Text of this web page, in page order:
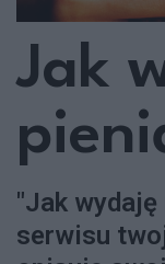
Jak
"Jak wydaję
serwisu